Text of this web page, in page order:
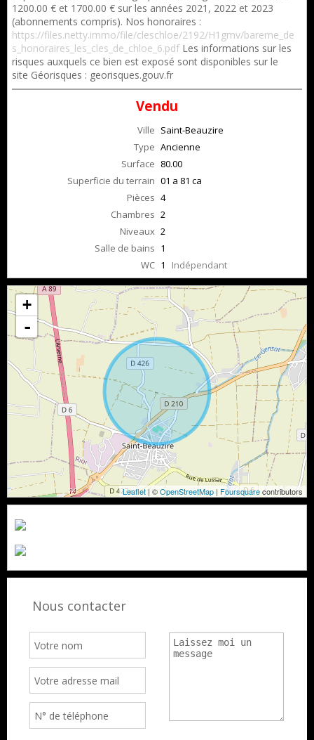
1200.00 € et 1700.00 € sur les années 2021, 2022 et 2023
(abonnements compris). Nos honoraires :
https://files.netty.immo/file/cleschloe/2192/H1gmv/bareme_de
s_honoraires_les_cles_de_chloe_6.pdfLes informations sur les
risques auxquels ce bien est exposé sont disponibles sur le
site Géorisques : georisques.gouv.fr
Vendu
Ville Saint-Beauzire
Type Ancienne
Surface 80.00
Superficie du terrain 01 a 81 ca
Pièces 4
Chambres 2
Niveaux 2
Salle de bains 1
WC 1 Indépendant
+
-
Leaflet| ©OpenStreetMap| Foursquarecontributors
Nous contacter